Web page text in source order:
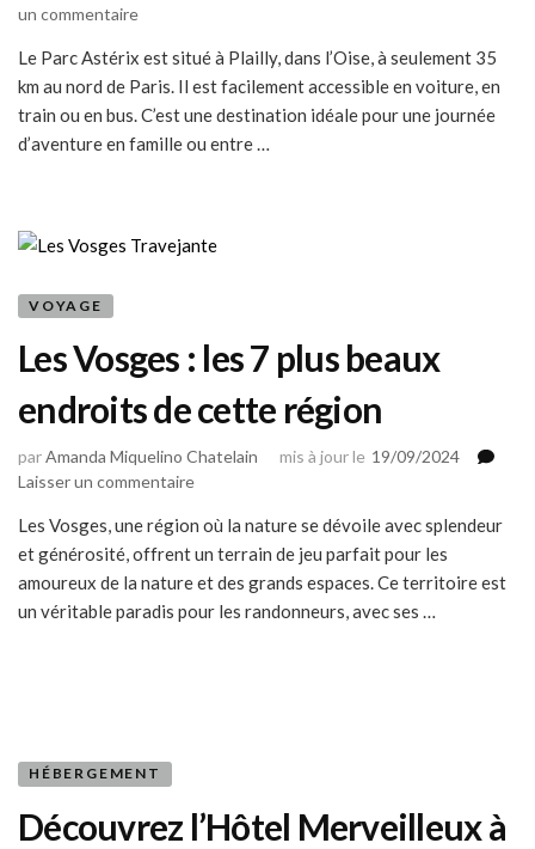
un commentairesur
Astérix
:
une
journée
de
Le Parc Astérix est situé à Plailly, dans l’Oise, à seulement 35
km au nord de Paris. Il est facilement accessible en voiture, en
train ou en bus. C’est une destination idéale pour une journée
d’aventure en famille ou entre …
VOYAGE
Les Vosges : les 7 plus beaux
endroits de cette région
parAmanda Miquelino Chatelain mis à jour le 19/09/2024
Laisser un commentairesur
Vosges
:
les
7
Les Vosges, une région où la nature se dévoile avec splendeur
et générosité, offrent un terrain de jeu parfait pour les
amoureux de la nature et des grands espaces. Ce territoire est
un véritable paradis pour les randonneurs, avec ses …
HÉBERGEMENT
Découvrez l’Hôtel Merveilleux à